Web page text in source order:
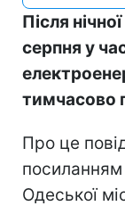
Після
серпня у
тимчасово
Про це
посиланням
Одеської